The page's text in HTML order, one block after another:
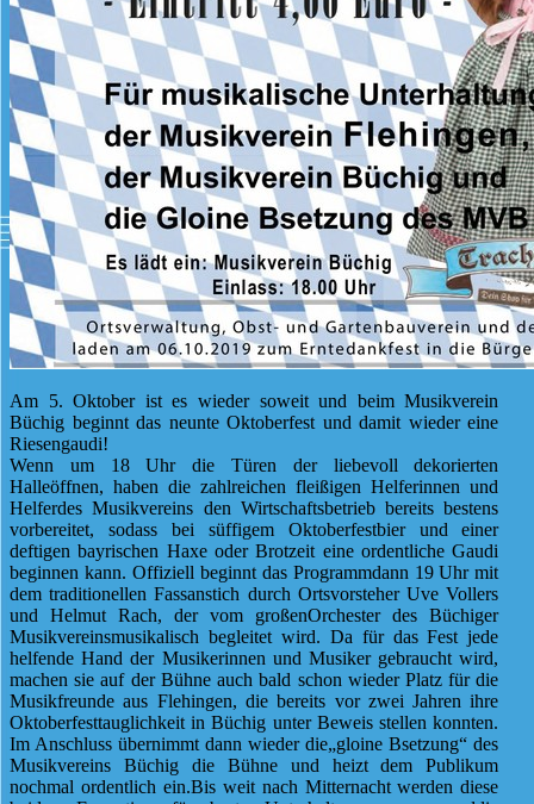
Am 5. Oktober ist es wieder soweit und beim Musikverein
Büchig beginnt das neunte Oktoberfest und damit wieder eine
Riesengaudi!
Wenn um 18 Uhr die Türen der liebevoll dekorierten
Halleöffnen, haben die zahlreichen fleißigen Helferinnen und
Helferdes Musikvereins den Wirtschaftsbetrieb bereits bestens
vorbereitet, sodass bei süffigem Oktoberfestbier und einer
deftigen bayrischen Haxe oder Brotzeit eine ordentliche Gaudi
beginnen kann. Offiziell beginnt das Programmdann 19 Uhr mit
dem traditionellen Fassanstich durch Ortsvorsteher Uve Vollers
und Helmut Rach, der vom großenOrchester des Büchiger
Musikvereinsmusikalisch begleitet wird. Da für das Fest jede
helfende Hand der Musikerinnen und Musiker gebraucht wird,
machen sie auf der Bühne auch bald schon wieder Platz für die
Musikfreunde aus Flehingen, die bereits vor zwei Jahren ihre
Oktoberfesttauglichkeit in Büchig unter Beweis stellen konnten.
Im Anschluss übernimmt dann wieder die„gloine Bsetzung“ des
Musikvereins Büchig die Bühne und heizt dem Publikum
nochmal ordentlich ein.Bis weit nach Mitternacht werden diese